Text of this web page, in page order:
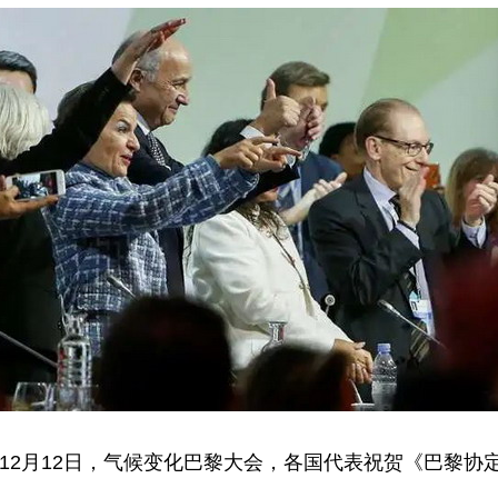
月12日，气候变化巴黎大会，各国代表祝贺《巴黎协